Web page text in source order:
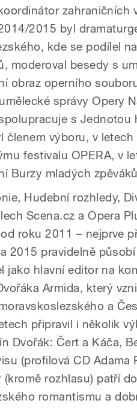
zahraničních
2015 byl
kde se podílel
moderoval besedy s
obraz operního
správy Opery
s Jednotou
členem výboru, v
festivalu OPERA, v
Burzy mladých
Hudební rozhledy,
Scena.cz a Opera
roku 2011 – nejprve
2015 pravidelně
jako hlavní editor na
Armida, který
a
připravil i několik
Dvořák: Čert a Káča,
(profilová CD Adama
(kromě rozhlasu) patří
romantismu a